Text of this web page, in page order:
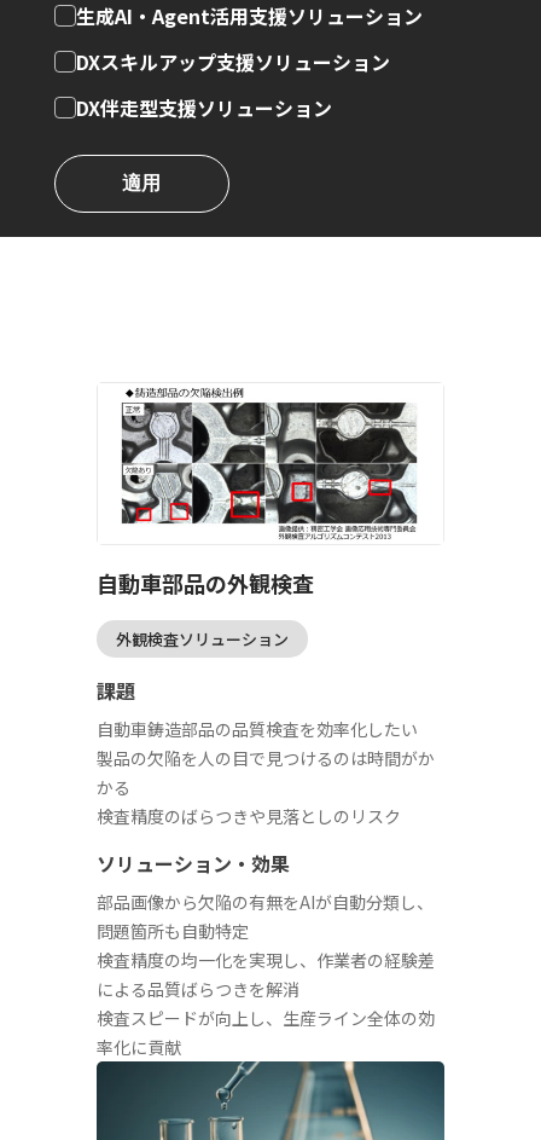
生成AI・Agent活用支援ソリューション
DXスキルアップ支援ソリューション
DX伴走型支援ソリューション
適用
自動車部品の外観検査
外観検査ソリューション
課題
自動車鋳造部品の品質検査を効率化したい
製品の欠陥を人の目で見つけるのは時間がか
かる
検査精度のばらつきや見落としのリスク
ソリューション・効果
部品画像から欠陥の有無をAIが自動分類し、
問題箇所も自動特定
検査精度の均一化を実現し、作業者の経験差
による品質ばらつきを解消
検査スピードが向上し、生産ライン全体の効
率化に貢献